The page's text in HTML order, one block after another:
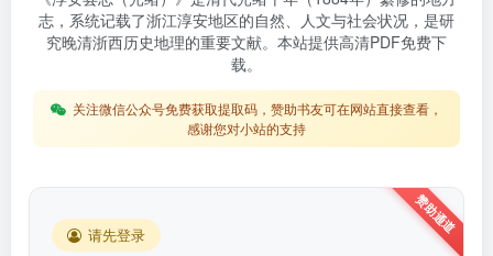
志，系统记载了浙江淳安地区的自然、人文与社会状况，是研
究晚清浙西历史地理的重要文献。本站提供高清PDF免费下
载。
关注微信公众号免费获取提取码，赞助书友可在网站直接查看，
感谢您对小站的支持
请先登录